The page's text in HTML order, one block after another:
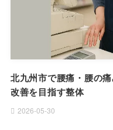
北九州市で腰痛・腰の
改善を目指す整体
2026-05-30